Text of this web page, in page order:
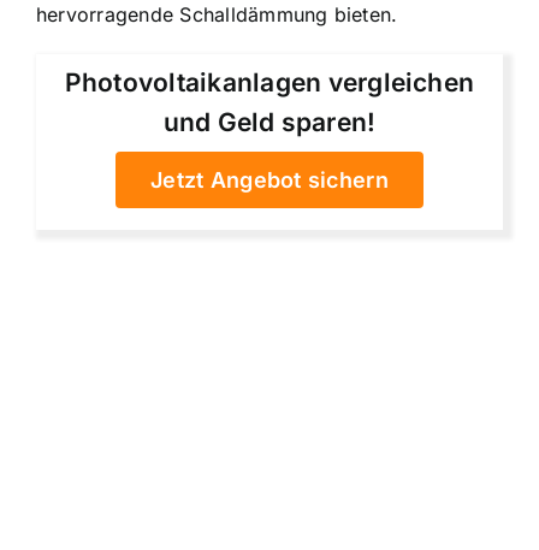
hervorragende Schalldämmung bieten.
Photovoltaikanlagen vergleichen
und Geld sparen!
Jetzt Angebot sichern